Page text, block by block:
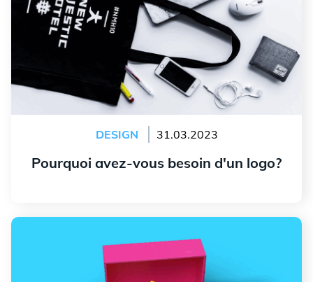
DESIGN 31.03.2023
Pourquoi avez-vous besoin d'un logo?